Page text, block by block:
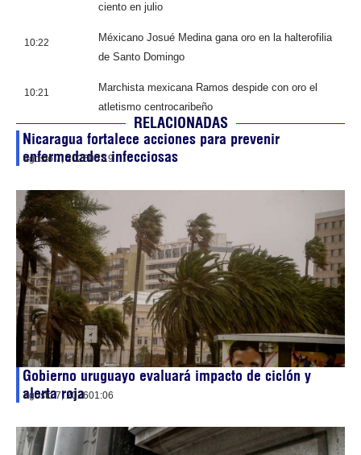
ciento en julio
10:22
Méxicano Josué Medina gana oro en la halterofilia
de Santo Domingo
10:21
Marchista mexicana Ramos despide con oro el
atletismo centrocaribeño
RELACIONADAS
Nicaragua fortalece acciones para prevenir
enfermedades infecciosas
agosto 7, 202606:19
Gobierno uruguayo evaluará impacto de ciclón y
alerta roja
agosto 7, 202601:06